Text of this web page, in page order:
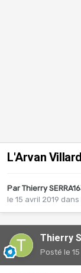
L'Arvan Villard
Par Thierry
le 15 avril 2019 dans
Thierry
Posté le